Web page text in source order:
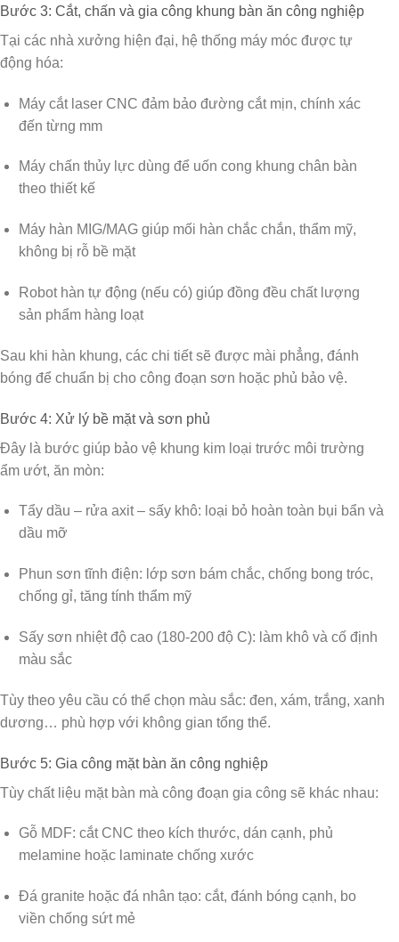
Bước 3: Cắt, chấn và gia công khung bàn ăn công nghiệp
Tại các nhà xưởng hiện đại, hệ thống máy móc được tự
động hóa:
Máy cắt laser CNC đảm bảo đường cắt mịn, chính xác
đến từng mm
Máy chấn thủy lựcdùng để uốn cong khung chân bàn
theo thiết kế
Máy hàn MIG/MAGgiúp mối hàn chắc chắn, thẩm mỹ,
không bị rỗ bề mặt
Robot hàn tự động (nếu có)giúp đồng đều chất lượng
sản phẩm hàng loạt
Sau khi hàn khung, các chi tiết sẽ được mài phẳng, đánh
bóng để chuẩn bị cho công đoạn sơn hoặc phủ bảo vệ.
Bước 4: Xử lý bề mặt và sơn phủ
Đây là bước giúp bảo vệ khung kim loại trước môi trường
ẩm ướt, ăn mòn:
Tẩy dầu – rửa axit – sấy khô: loại bỏ hoàn toàn bụi bẩn và
dầu mỡ
Phun sơn tĩnh điện: lớp sơn bám chắc, chống bong tróc,
chống gỉ, tăng tính thẩm mỹ
Sấy sơn nhiệt độ cao (180-200 độ C): làm khô và cố định
màu sắc
Tùy theo yêu cầu có thể chọn màu sắc: đen, xám, trắng, xanh
dương… phù hợp với không gian tổng thể.
Bước 5: Gia công mặt bàn ăn công nghiệp
Tùy chất liệu mặt bàn mà công đoạn gia công sẽ khác nhau:
Gỗ MDF: cắt CNC theo kích thước, dán cạnh, phủ
melamine hoặc laminate chống xước
Đá granite hoặc đá nhân tạo: cắt, đánh bóng cạnh, bo
viền chống sứt mẻ